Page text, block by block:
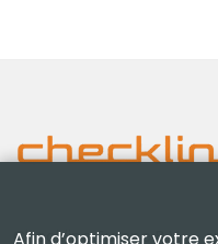
Checkline Europe B.V. —